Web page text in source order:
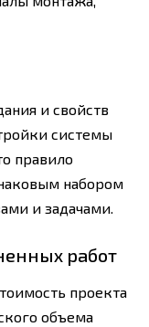
и свойств
системы
правило
набором
и задачами.
работ
проекта
объема